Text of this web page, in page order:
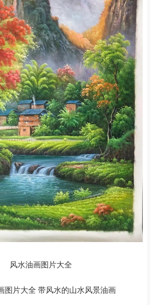
风水油画图片大全